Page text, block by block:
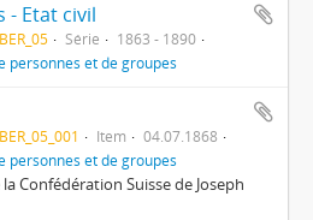
- Etat civil
Série
1863 - 1890
personnes et de groupes
Item
04.07.1868
personnes et de groupes
Confédération Suisse de Joseph